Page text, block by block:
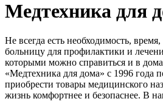
Медтехника для
Не всегда есть необходимость,
больницу для профилактики и
которыми можно справиться и в
«Медтехника для дома» с 1996 года
приобрести товары медицинского
жизнь комфортнее и безопаснее. В